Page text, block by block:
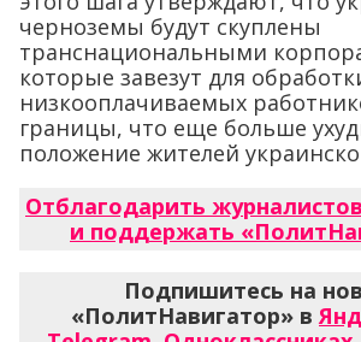
черноземы будут скуплены
транснациональными
которые завезут для
низкооплачиваемых
границы, что еще больше
положение жителей
Отблагодарить
и поддержать
Подпишитесь на
«ПолитНавигатор» в